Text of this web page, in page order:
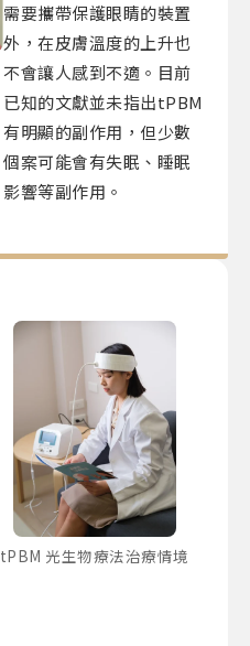
需要攜帶保護眼睛的裝置
外，在皮膚溫度的上升也
不會讓人感到不適。目前
已知的文獻並未指出tPBM
有明顯的副作用，但少數
個案可能會有失眠、睡眠
影響等副作用。
tPBM 光生物療法治療情境